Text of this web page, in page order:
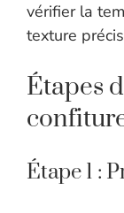
vérifier la
texture
Étapes
Étape 1 :